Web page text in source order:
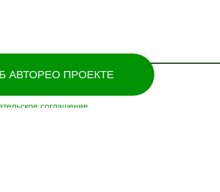
АВТОРЕО ПРОЕКТЕ
соглашение